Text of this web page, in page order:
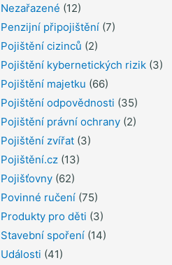
Nezařazené (12)
Penzijní připojištění(7)
Pojištění cizinců (2)
Pojištění kybernetických rizik(3)
Pojištění majetku (66)
Pojištění odpovědnosti (35)
Pojištění právní ochrany(2)
Pojištění zvířat(3)
Pojištění.cz(13)
Pojišťovny(62)
Povinné ručení(75)
Produkty pro děti (3)
Stavební spoření(14)
Události (41)